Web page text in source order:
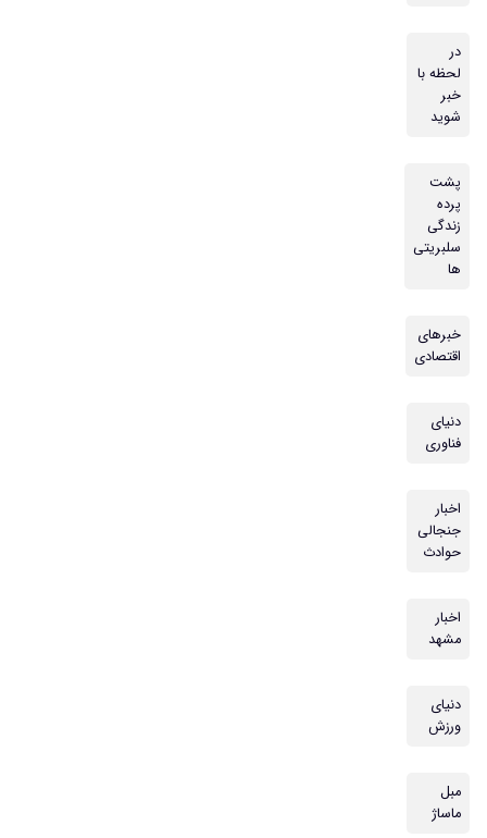
در
لحظه با
خبر
شوید
پشت
پرده
زندگی
سلبریتی
ها
خبرهای
اقتصادی
دنیای
فناوری
اخبار
جنجالی
حوادث
اخبار
مشهد
دنیای
ورزش
مبل
ماساژ